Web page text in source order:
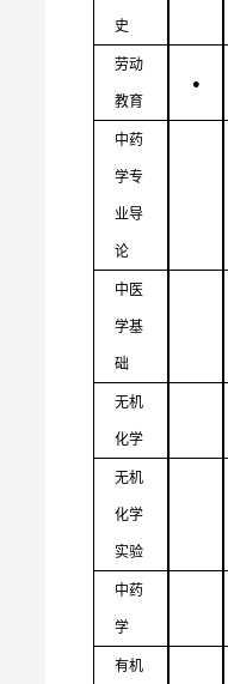
史
劳动
教育
●
中药
学专
业导
论
中医
学基
础
无机
化学
无机
化学
实验
中药
学
有机